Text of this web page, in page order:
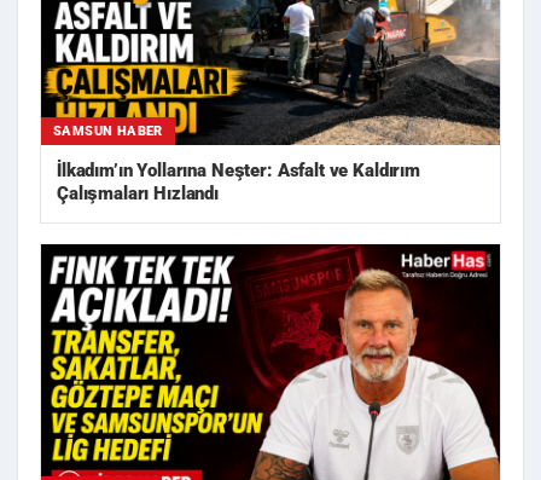
SAMSUN HABER
İlkadım’ın Yollarına Neşter: Asfalt ve Kaldırım
Çalışmaları Hızlandı